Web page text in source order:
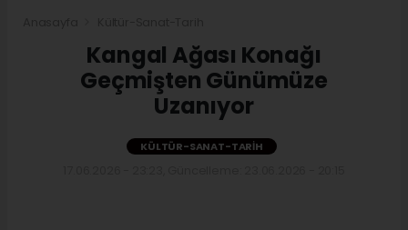
Kangal Ağası Konağı
Geçmişten Günümüze
Uzanıyor
KÜLTÜR-SANAT-TARIH